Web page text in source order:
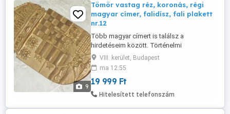
9
Tömör vastag réz, koronás, régi
magyar címer, falidísz, fali plakett
nr.12
Több magyar címert is találsz a
hirdetéseim között. Történelmi
Magyarország Nagy - Magyarország
súlyos nagyméretű réz magyar címer
Tömör vastag réz, koronás, régi magyar
címer, falidísz, fali plakett, részletesen
kidolgozott, domborított. Hátoldalán falra
- Magassága: ...
VIII. kerület, Budapest
ma 12:55
19 999 Ft
Hitelesített telefonszám